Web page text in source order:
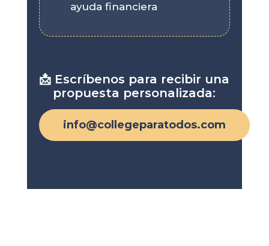
ayuda financiera
📩 Escríbenos para recibir una
propuesta personalizada:
info@collegeparatodos.com